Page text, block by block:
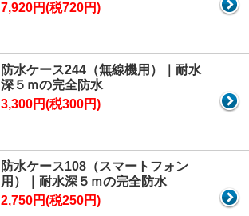
7,920円(税720円)
防水ケース244（無線機用）｜耐水
深５ｍの完全防水
3,300円(税300円)
防水ケース108（スマートフォン
用）｜耐水深５ｍの完全防水
2,750円(税250円)